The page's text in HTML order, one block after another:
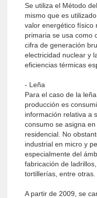
Se utiliza el Método
mismo que es
valor energético físico
primaria se usa como
cifra de generación
electricidad nuclear y
eficiencias térmicas
- Leña
Para el caso de la
producción es
información relativa a
consumo se asigna
residencial. No
industrial en micro y
especialmente del
fabricación de
tortillerías, entre otras.
A partir de 2009, se